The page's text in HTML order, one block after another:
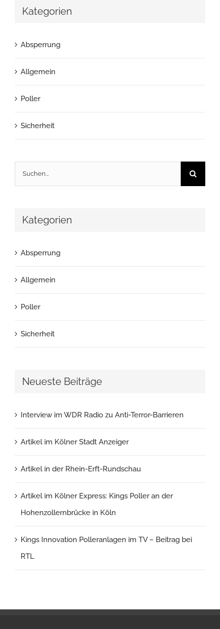
Kategorien
Absperrung
Allgemein
Poller
Sicherheit
Suche
nach:
Kategorien
Absperrung
Allgemein
Poller
Sicherheit
Neueste Beiträge
Interview im WDR Radio zu Anti-Terror-Barrieren
Artikel im Kölner Stadt Anzeiger
Artikel in der Rhein-Erft-Rundschau
Artikel im Kölner Express: Kings Poller an der
Hohenzollernbrücke in Köln
Kings Innovation Polleranlagen im TV – Beitrag bei
RTL